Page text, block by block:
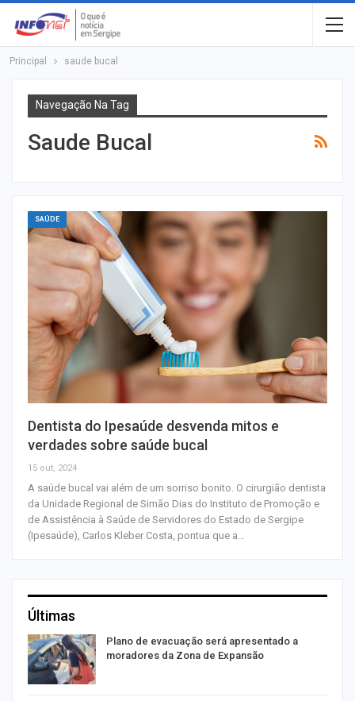
Principal saude bucal
Navegação Na Tag
Saude Bucal
SAÚDE
Dentista do Ipesaúde desvenda mitos e
verdades sobre saúde bucal
15 out, 2024
A saúde bucal vai além de um sorriso bonito. O cirurgião dentista
da Unidade Regional de Simão Dias do Instituto de Promoção e
de Assistência à Saúde de Servidores do Estado de Sergipe
(Ipesaúde), Carlos Kleber Costa, pontua que a…
Últimas
Plano de evacuação será apresentado a
moradores da Zona de Expansão